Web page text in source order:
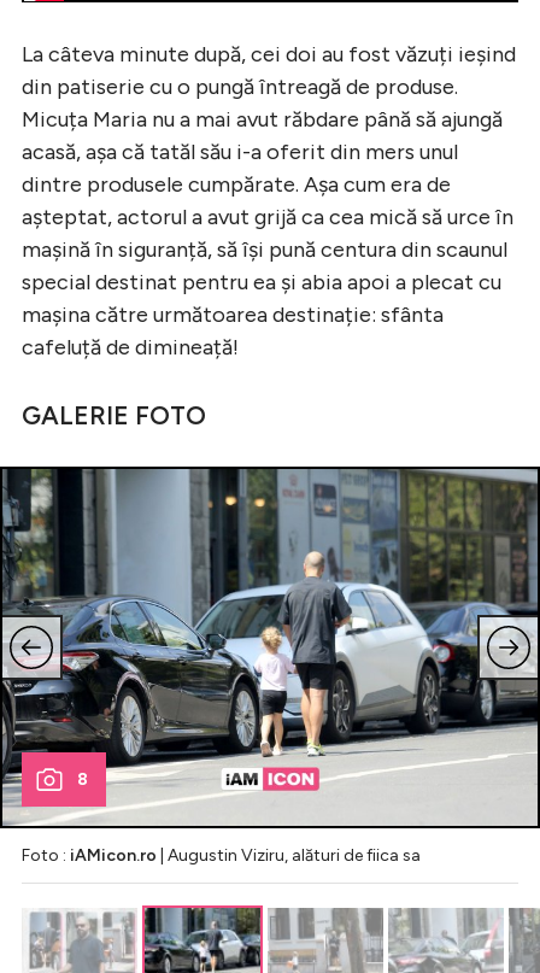
La câteva minute după, cei doi au fost văzuți ieșind
din patiserie cu o pungă întreagă de produse.
Micuța Maria nu a mai avut răbdare până să ajungă
acasă, așa că tatăl său i-a oferit din mers unul
dintre produsele cumpărate. Așa cum era de
așteptat, actorul a avut grijă ca cea mică să urce în
mașină în siguranță, să își pună centura din scaunul
special destinat pentru ea și abia apoi a plecat cu
mașina către următoarea destinație: sfânta
cafeluță de dimineață!
GALERIE FOTO
8
Foto : iAMicon.ro | Augustin Viziru, alături de fiica sa